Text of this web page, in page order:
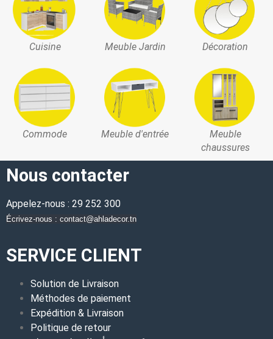
Cuisine Meuble Jardin Décoration
Commode Meuble d'entrée
Meuble
chaussures
Nous contacter
Appelez-nous : 29 252 300
Écrivez-nous : contact@ahladecor.tn
SERVICE CLIENT
Solution de Livraison
Méthodes de paiement
Expédition & Livraison
Politique de retour